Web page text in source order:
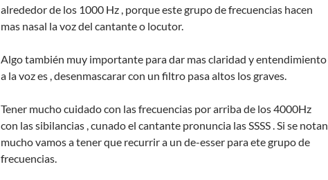
alrededor de los 1000 Hz , porque este grupo de frecuencias hacen
mas nasal la voz del cantante o locutor.
Algo también muy importante para dar mas claridad y entendimiento
a la voz es , desenmascarar con un filtro pasa altos los graves.
Tener mucho cuidado con las frecuencias por arriba de los 4000Hz
con las sibilancias , cunado el cantante pronuncia las SSSS . Si se notan
mucho vamos a tener que recurrir a un de-esser para ete grupo de
frecuencias.